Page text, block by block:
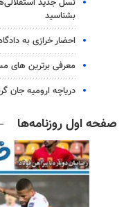
بشناسید
احضار خرازی به
معرفی برترین های
دریاچه ارومیه جان گرفت؛ ورود
صفحه اول روزنامه‌ها